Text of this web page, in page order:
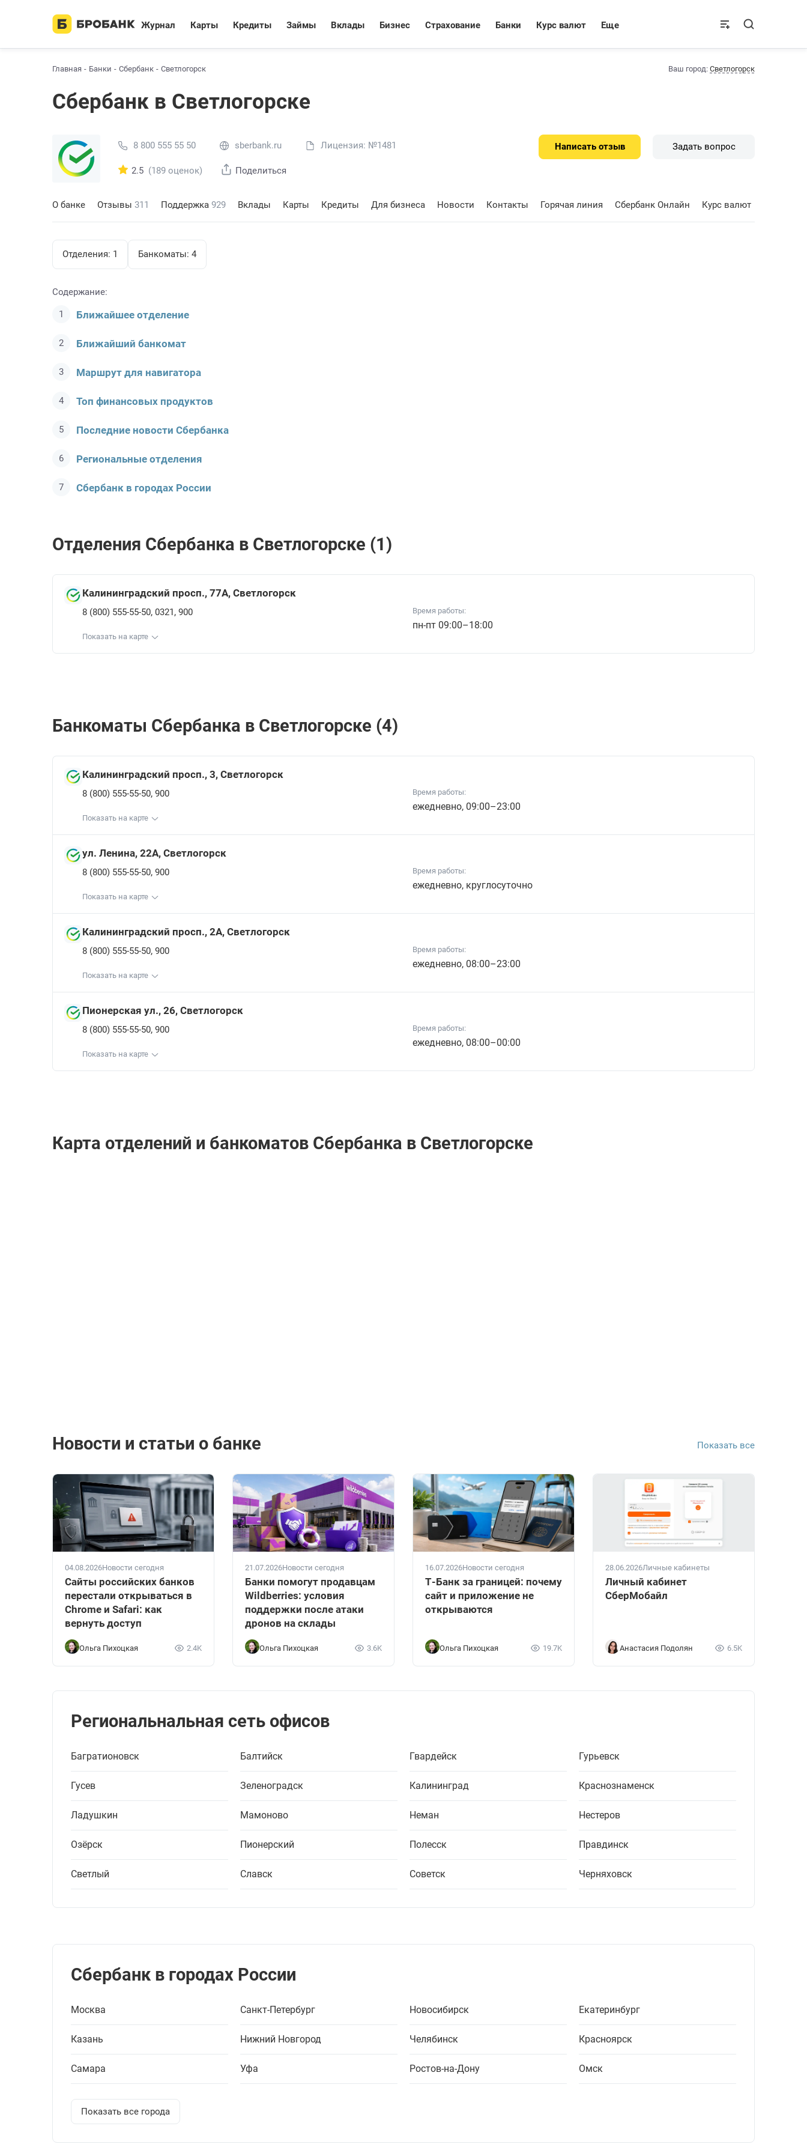
Журнал Карты Кредиты Займы Вклады Бизнес Страхование Банки Курс валют Еще
Главная Банки Сбербанк Светлогорск Ваш город: Светлогорск
Сбербанк в Светлогорске
8 800 555 55 50 sberbank.ru Лицензия: №1481
2.5 (189 оценок) Поделиться
Написать отзыв Задать вопрос
О банке Отзывы 311 Поддержка 929 Вклады Карты Кредиты Для бизнеса Новости Контакты Горячая линия Сбербанк Онлайн Курс валют
Отделения: 1 Банкоматы: 4
Содержание:
Ближайшее отделение
Ближайший банкомат
Маршрут для навигатора
Топ финансовых продуктов
Последние новости Сбербанкa
Региональные отделения
Сбербанк в городах России
Отделения Сбербанкa в Светлогорске (1)
Калининградский просп., 77А, Светлогорск
8 (800) 555-55-50, 0321, 900 Время работы:
пн-пт 09:00–18:00
Показать на карте
Банкоматы Сбербанкa в Светлогорске (4)
Калининградский просп., 3, Светлогорск
8 (800) 555-55-50, 900 Время работы:
ежедневно, 09:00–23:00
Показать на карте
ул. Ленина, 22А, Светлогорск
8 (800) 555-55-50, 900 Время работы:
ежедневно, круглосуточно
Показать на карте
Калининградский просп., 2А, Светлогорск
8 (800) 555-55-50, 900 Время работы:
ежедневно, 08:00–23:00
Показать на карте
Пионерская ул., 26, Светлогорск
8 (800) 555-55-50, 900 Время работы:
ежедневно, 08:00–00:00
Показать на карте
Карта отделений и банкоматов Сбербанкa в Светлогорске
Новости и статьи о банке Показать все
04.08.2026Новости сегодня
Сайты российских банков
перестали открываться в
Chrome и Safari: как
вернуть доступ
Ольга Пихоцкая 2.4K
21.07.2026Новости сегодня
Банки помогут продавцам
Wildberries: условия
поддержки после атаки
дронов на склады
Ольга Пихоцкая 3.6K
16.07.2026Новости сегодня
Т-Банк за границей: почему
сайт и приложение не
открываются
Ольга Пихоцкая 19.7K
28.06.2026Личные кабинеты
Личный кабинет
СберМобайл
Анастасия Подолян 6.5K
Региональнальная сеть офисов
Багратионовск Балтийск Гвардейск Гурьевск
Гусев Зеленоградск Калининград Краснознаменск
Ладушкин Мамоново Неман Нестеров
Озёрск Пионерский Полесск Правдинск
Светлый Славск Советск Черняховск
Сбербанк в городах России
Москва Санкт-Петербург Новосибирск Екатеринбург
Казань Нижний Новгород Челябинск Красноярск
Самара Уфа Ростов-на-Дону Омск
Показать все города